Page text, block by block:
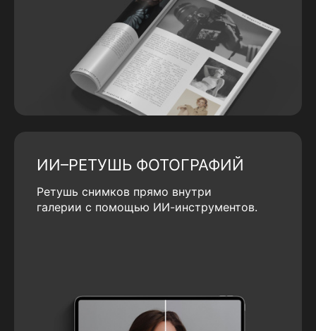
ИИ–РЕТУШЬ ФОТОГРАФИЙ
Ретушь снимков прямо внутри
галерии с помощью ИИ-инструментов.